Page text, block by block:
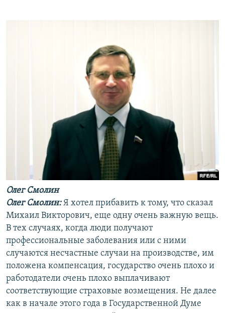
Олег Смолин
Олег Смолин: Я хотел прибавить к тому, что сказал
Михаил Викторович, еще одну очень важную вещь.
В тех случаях, когда люди получают
профессиональные заболевания или с ними
случаются несчастные случаи на производстве, им
положена компенсация, государство очень плохо и
работодатели очень плохо выплачивают
соответствующие страховые возмещения. Не далее
как в начале этого года в Государственной Думе